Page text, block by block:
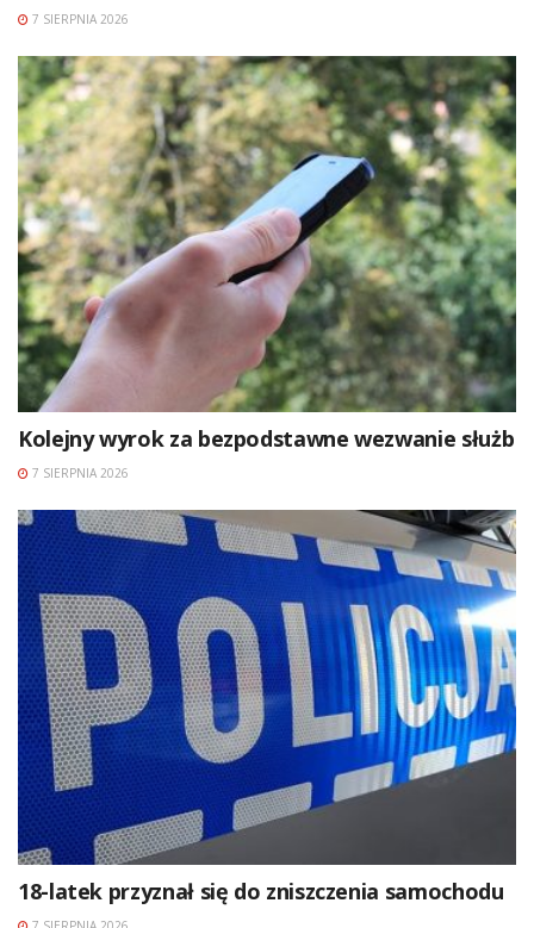
7 SIERPNIA 2026
Kolejny wyrok za bezpodstawne wezwanie służb
7 SIERPNIA 2026
18-latek przyznał się do zniszczenia samochodu